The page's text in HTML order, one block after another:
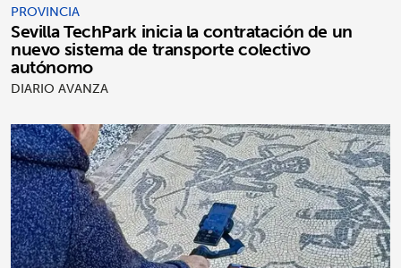
PROVINCIA
Sevilla TechPark inicia la contratación de un
nuevo sistema de transporte colectivo
autónomo
DIARIO AVANZA